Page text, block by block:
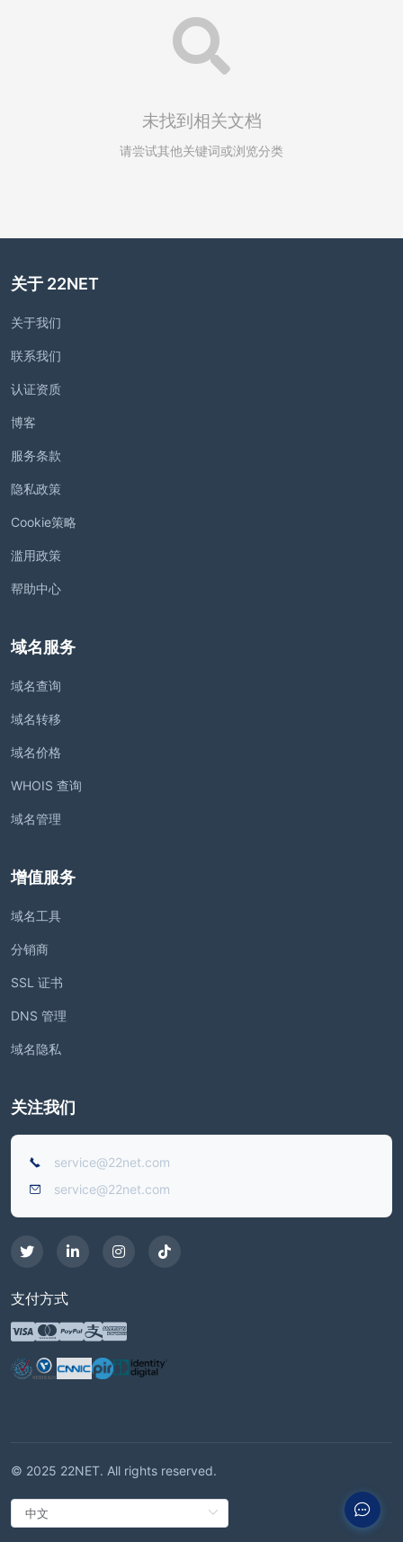
未找到相关文档
请尝试其他关键词或浏览分类
关于 22NET
关于我们
联系我们
认证资质
博客
服务条款
隐私政策
Cookie策略
滥用政策
帮助中心
域名服务
域名查询
域名转移
域名价格
WHOIS 查询
域名管理
增值服务
域名工具
分销商
SSL 证书
DNS 管理
域名隐私
关注我们
service@22net.com
service@22net.com
支付方式
© 2025 22NET. All rights reserved.